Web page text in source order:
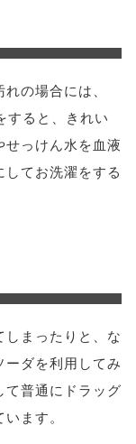
の場合には、
すると、きれい
っけん水を血液
てお洗濯をする
まったりと、な
ダを利用してみ
て普通にドラッグ
ます。